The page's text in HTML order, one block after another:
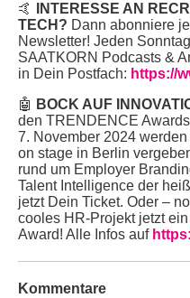
🤙
INTERESSE AN
TECH? Dann abonniere
Newsletter! Jeden
SAATKORN Podcasts &
in Dein Postfach: https://
🤖 BOCK AUF
den TRENDENCE
7. November 2024
on stage in Berlin
rund um Employer
Talent Intelligence der
jetzt Dein Ticket. Oder –
cooles HR-Projekt jetzt
Award! Alle Infos auf
Kommentare